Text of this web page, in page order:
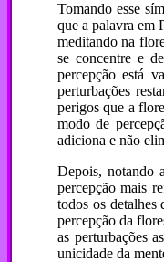
Tomando esse
que a palavra em
meditando na
se concentre e
percepção está
perturbações
perigos que a
modo de
adiciona e não
Depois, notando
percepção mais
todos os detalhes
percepção da
as perturbações
unicidade da